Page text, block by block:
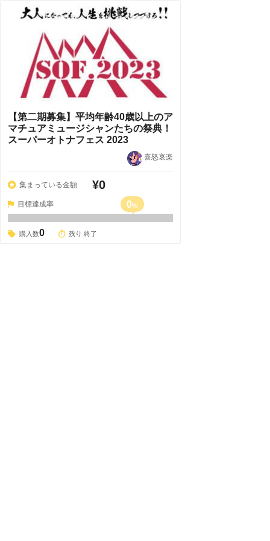
【第二期募集】平均年齢40歳以上のア
マチュアミュージシャンたちの祭典！
スーパーオトナフェス 2023
喜怒哀楽
集まっている金額 ¥0
目標達成率 0%
購入数0 残り 終了